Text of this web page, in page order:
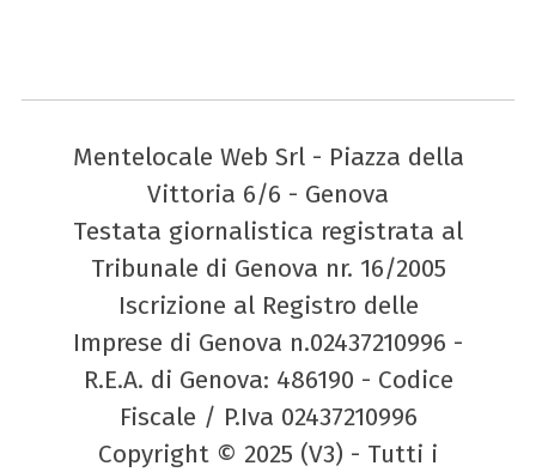
Mentelocale Web Srl - Piazza della
Vittoria 6/6 - Genova
Testata giornalistica registrata al
Tribunale di Genova nr. 16/2005
Iscrizione al Registro delle
Imprese di Genova n.02437210996 -
R.E.A. di Genova: 486190 - Codice
Fiscale / P.Iva 02437210996
Copyright © 2025 (V3) - Tutti i